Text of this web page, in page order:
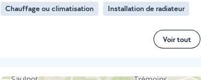
Chauffage ou climatisation
Installation de radiateur
Voir tout